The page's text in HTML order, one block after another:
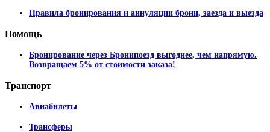
Правила бронирования и аннуляции брони, заезда и выезда
Помощь
Бронирование через Бронипоезд выгоднее, чем напрямую.
Возвращаем 5% от стоимости заказа!
Транспорт
Авиабилеты
Трансферы